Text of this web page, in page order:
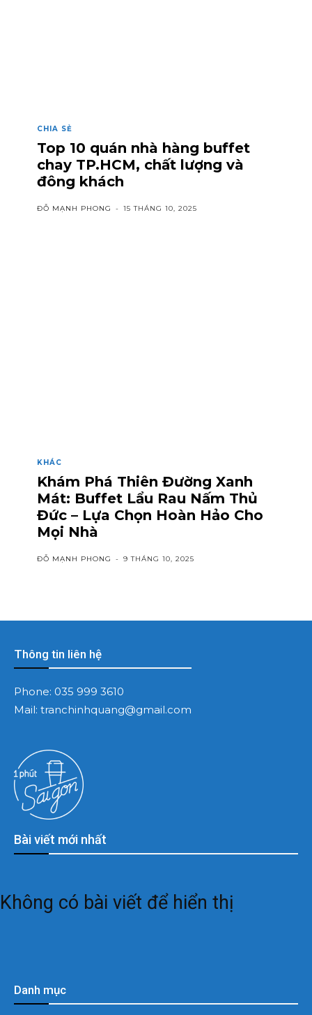
CHIA SẺ
Top 10 quán nhà hàng buffet
chay TP.HCM, chất lượng và
đông khách
ĐỖ MẠNH PHONG - 15 THÁNG 10, 2025
KHÁC
Khám Phá Thiên Đường Xanh
Mát: Buffet Lẩu Rau Nấm Thủ
Đức – Lựa Chọn Hoàn Hảo Cho
Mọi Nhà
ĐỖ MẠNH PHONG - 9 THÁNG 10, 2025
Bài viết mới nhất
Không có bài viết để hiển thị
Danh mục
Thông tin liên hệ
Phone: 035 999 3610
Mail: tranchinhquang@gmail.com